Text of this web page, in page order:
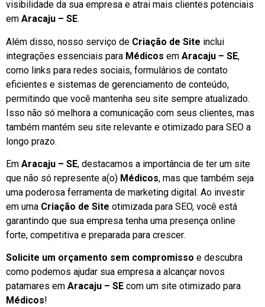
visibilidade da sua empresa e atrai mais clientes potenciais
em Aracaju – SE.
Além disso, nosso serviço de Criação de Site inclui
integrações essenciais para Médicos em Aracaju – SE,
como links para redes sociais, formulários de contato
eficientes e sistemas de gerenciamento de conteúdo,
permitindo que você mantenha seu site sempre atualizado.
Isso não só melhora a comunicação com seus clientes, mas
também mantém seu site relevante e otimizado para SEO a
longo prazo.
Em Aracaju – SE, destacamos a importância de ter um site
que não só represente a(o) Médicos, mas que também seja
uma poderosa ferramenta de marketing digital. Ao investir
em uma Criação de Site otimizada para SEO, você está
garantindo que sua empresa tenha uma presença online
forte, competitiva e preparada para crescer.
Solicite um orçamento sem compromisso e descubra
como podemos ajudar sua empresa a alcançar novos
patamares em Aracaju – SE com um site otimizado para
Médicos!